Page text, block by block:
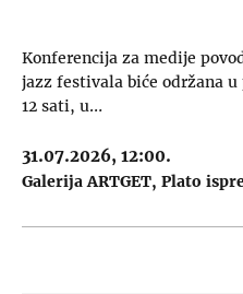
Konferencija za medije
jazz festivala biće održana
12 sati, u…
31.07.2026, 12:00.
Galerija ARTGET Plato